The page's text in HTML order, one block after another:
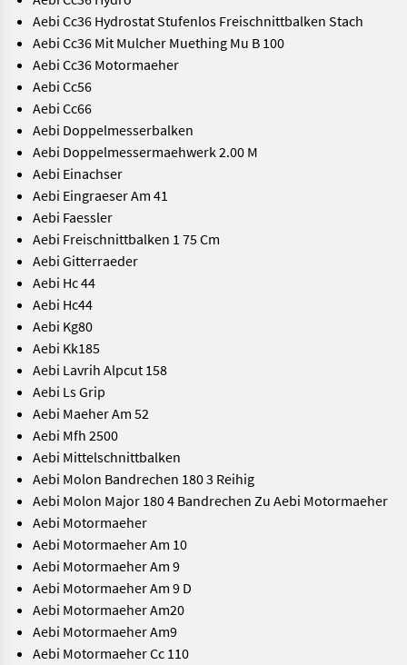
Aebi Cc36 Hydrostat Stufenlos Freischnittbalken Stach
Aebi Cc36 Mit Mulcher Muething Mu B 100
Aebi Cc36 Motormaeher
Aebi Cc56
Aebi Cc66
Aebi Doppelmesserbalken
Aebi Doppelmessermaehwerk 2.00 M
Aebi Einachser
Aebi Eingraeser Am 41
Aebi Faessler
Aebi Freischnittbalken 1 75 Cm
Aebi Gitterraeder
Aebi Hc 44
Aebi Hc44
Aebi Kg80
Aebi Kk185
Aebi Lavrih Alpcut 158
Aebi Ls Grip
Aebi Maeher Am 52
Aebi Mfh 2500
Aebi Mittelschnittbalken
Aebi Molon Bandrechen 180 3 Reihig
Aebi Molon Major 180 4 Bandrechen Zu Aebi Motormaeher
Aebi Motormaeher
Aebi Motormaeher Am 10
Aebi Motormaeher Am 9
Aebi Motormaeher Am 9 D
Aebi Motormaeher Am20
Aebi Motormaeher Am9
Aebi Motormaeher Cc 110